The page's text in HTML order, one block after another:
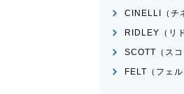
CINELLI（チ
RIDLEY（リ
SCOTT（スコ
FELT（フェル